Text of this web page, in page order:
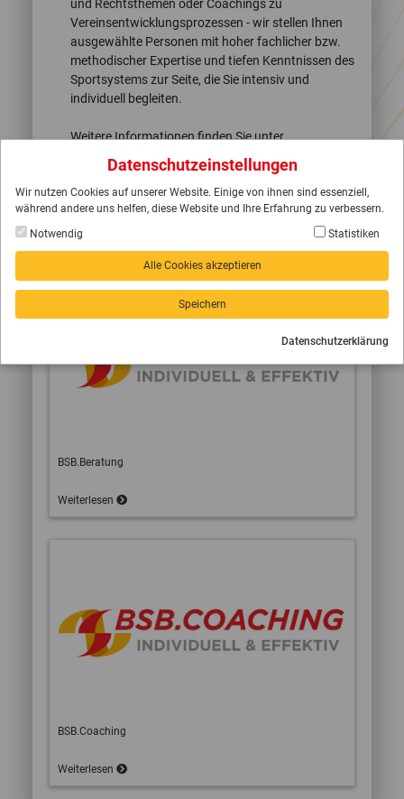
Datenschutzeinstellungen
Wir nutzen Cookies auf unserer Website. Einige von ihnen sind essenziell,
während andere uns helfen, diese Website und Ihre Erfahrung zu verbessern.
Notwendig
Statistiken
Alle Cookies akzeptieren
Speichern
Datenschutzerklärung
und Rechtsthemen oder Coachings zu
Vereinsentwicklungsprozessen - wir stellen Ihnen
ausgewählte Personen mit hoher fachlicher bzw.
methodischer Expertise und tiefen Kenntnissen des
Sportsystems zur Seite, die Sie intensiv und
individuell begleiten.
Weitere Informationen finden Sie unter
BSB.Beratung und BSB.Coaching
BSB.THEMENBERATUNG UND
BSB.COACHING AUF EINEN BLICK
BSB.Beratung
Weiterlesen
BSB.Coaching
Weiterlesen